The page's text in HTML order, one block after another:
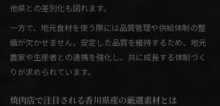
他県との差別化も図れます。
一方で、地元食材を使う際には品質管理や供給体制の整
備が欠かせません。安定した品質を維持するため、地元
農家や生産者との連携を強化し、共に成長する体制づく
りが求められています。
焼肉店で注目される香川県産の厳選素材とは